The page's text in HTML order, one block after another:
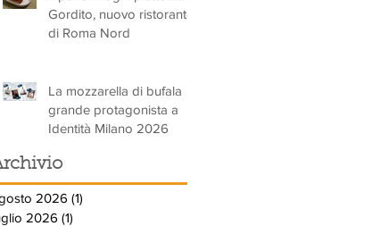
Gordito, nuovo ristorante
di Roma Nord
La mozzarella di bufala
grande protagonista a
Identità Milano 2026
2026 (1)
2026 (1)